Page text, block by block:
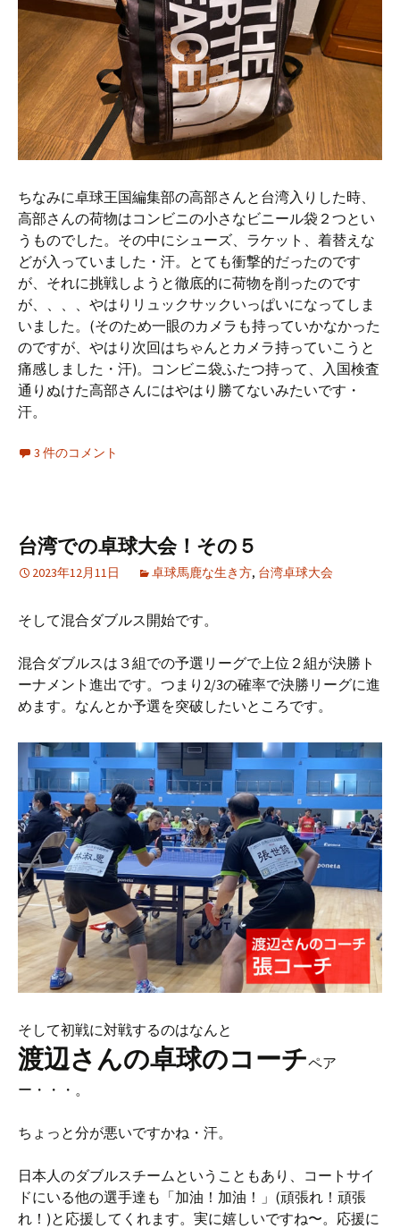
ちなみに卓球王国編集部の高部さんと台湾入りした時、
高部さんの荷物はコンビニの小さなビニール袋２つとい
うものでした。その中にシューズ、ラケット、着替えな
どが入っていました・汗。とても衝撃的だったのです
が、それに挑戦しようと徹底的に荷物を削ったのです
が、、、、やはりリュックサックいっぱいになってしま
いました。(そのため一眼のカメラも持っていかなかった
のですが、やはり次回はちゃんとカメラ持っていこうと
痛感しました・汗)。コンビニ袋ふたつ持って、入国検査
通りぬけた高部さんにはやはり勝てないみたいです・
汗。
3 件のコメント
台湾での卓球大会！その５
2023年12月11日 卓球馬鹿な生き方, 台湾卓球大会
そして混合ダブルス開始です。
混合ダブルスは３組での予選リーグで上位２組が決勝ト
ーナメント進出です。つまり2/3の確率で決勝リーグに進
めます。なんとか予選を突破したいところです。
そして初戦に対戦するのはなんと
渡辺さんの卓球のコーチペア
ー・・・。
ちょっと分が悪いですかね・汗。
日本人のダブルスチームということもあり、コートサイ
ドにいる他の選手達も「加油！加油！」(頑張れ！頑張
れ！)と応援してくれます。実に嬉しいですね〜。応援に